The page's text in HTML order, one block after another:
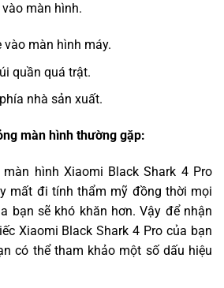
màn hình.
vào màn hình máy.
quần quá trật.
nhà sản xuất.
màn hình thường gặp:
hình Xiaomi Black Shark 4 Pro
mất đi tính thẩm mỹ đồng thời mọi
bạn sẽ khó khăn hơn. Vậy để nhận
Xiaomi Black Shark 4 Pro của bạn
có thể tham khảo một số dấu hiệu